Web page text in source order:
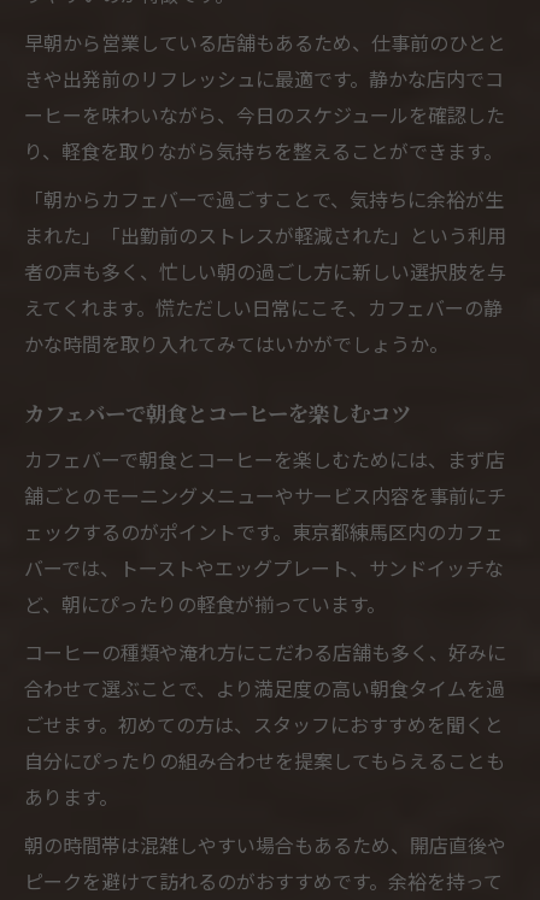
早朝から営業している店舗もあるため、仕事前のひとと
きや出発前のリフレッシュに最適です。静かな店内でコ
ーヒーを味わいながら、今日のスケジュールを確認した
り、軽食を取りながら気持ちを整えることができます。
「朝からカフェバーで過ごすことで、気持ちに余裕が生
まれた」「出勤前のストレスが軽減された」という利用
者の声も多く、忙しい朝の過ごし方に新しい選択肢を与
えてくれます。慌ただしい日常にこそ、カフェバーの静
かな時間を取り入れてみてはいかがでしょうか。
カフェバーで朝食とコーヒーを楽しむコツ
カフェバーで朝食とコーヒーを楽しむためには、まず店
舗ごとのモーニングメニューやサービス内容を事前にチ
ェックするのがポイントです。東京都練馬区内のカフェ
バーでは、トーストやエッグプレート、サンドイッチな
ど、朝にぴったりの軽食が揃っています。
コーヒーの種類や淹れ方にこだわる店舗も多く、好みに
合わせて選ぶことで、より満足度の高い朝食タイムを過
ごせます。初めての方は、スタッフにおすすめを聞くと
自分にぴったりの組み合わせを提案してもらえることも
あります。
朝の時間帯は混雑しやすい場合もあるため、開店直後や
ピークを避けて訪れるのがおすすめです。余裕を持って